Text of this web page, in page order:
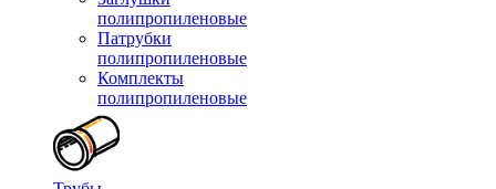
полипропиленовые
Патрубки
полипропиленовые
Комплекты
полипропиленовые